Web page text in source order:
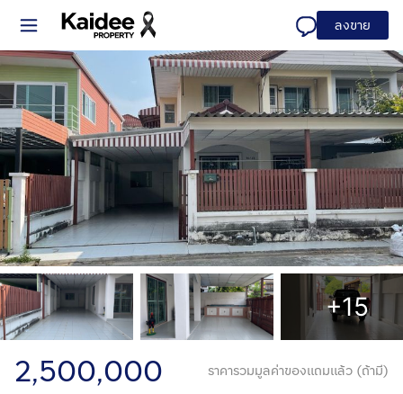
ลงขาย
+15
2,500,000 ราคารวมมูลค่าของแถมแล้ว (ถ้ามี)